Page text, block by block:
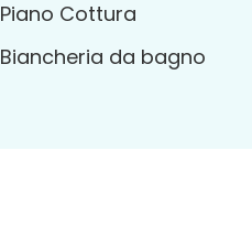
Piano Cottura
Biancheria da bagno